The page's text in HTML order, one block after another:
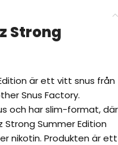
Strong
är ett vitt snus från
Snus Factory.
och har slim-format, där
Strong Summer Edition
nikotin. Produkten är ett